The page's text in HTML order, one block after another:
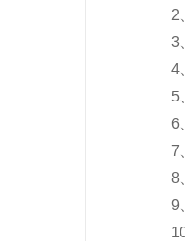
2、
3、
4、
5、
6、
7、
8、
9、
10